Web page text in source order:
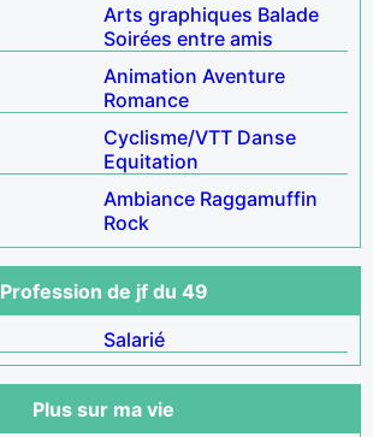
Arts graphiques Balade
Soirées entre amis
Animation Aventure
Romance
Cyclisme/VTT Danse
Equitation
Ambiance Raggamuffin
Rock
Profession de jf du 49
Salarié
Plus sur ma vie